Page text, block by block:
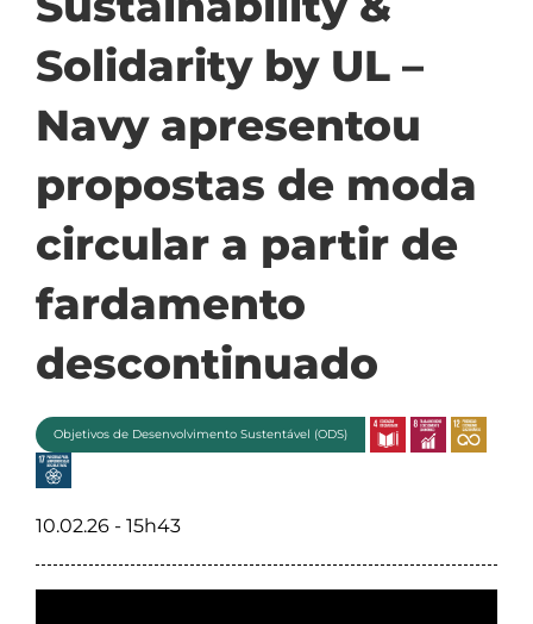
Solidarity by UL –
Navy apresentou
propostas de moda
circular a partir de
fardamento
descontinuado
Objetivos de Desenvolvimento Sustentável (ODS)
10.02.26 - 15h43